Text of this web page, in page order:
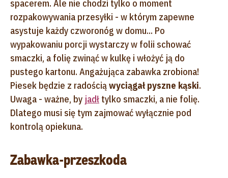
spacerem. Ale nie chodzi tylko o moment
rozpakowywania przesyłki - w którym zapewne
asystuje każdy czworonóg w domu... Po
wypakowaniu porcji wystarczy w folii schować
smaczki, a folię zwinąć w kulkę i włożyć ją do
pustego kartonu. Angażująca zabawka zrobiona!
Piesek będzie z radościąwyciągał pyszne kąski.
Uwaga - ważne, by jadł tylko smaczki, a nie folię.
Dlatego musi się tym zajmować wyłącznie pod
kontrolą opiekuna.
Zabawka-przeszkoda